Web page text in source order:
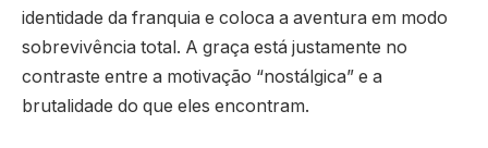
identidade da franquia e coloca a aventura em modo
sobrevivência total. A graça está justamente no
contraste entre a motivação “nostálgica” e a
brutalidade do que eles encontram.